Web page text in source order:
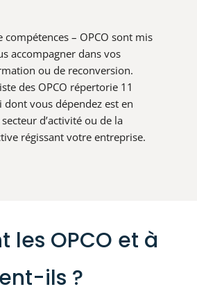
compétences – OPCO sont mis
accompagner dans vos
ou de reconversion.
des OPCO répertorie 11
dont vous dépendez est en
d’activité ou de la
régissant votre entreprise.
les OPCO et à
ils ?